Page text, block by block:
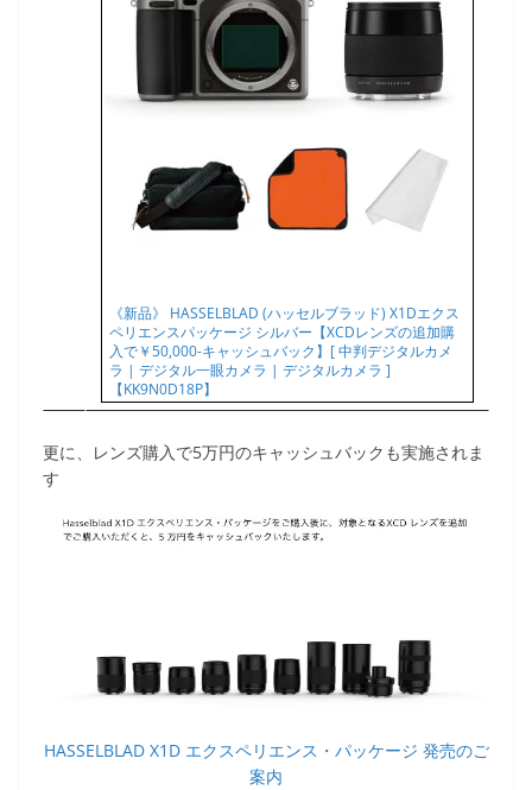
《新品》 HASSELBLAD (ハッセルブラッド) X1Dエクス
ペリエンスパッケージ シルバー【XCDレンズの追加購
入で￥50,000-キャッシュバック】[ 中判デジタルカメ
ラ | デジタル一眼カメラ | デジタルカメラ ]
【KK9N0D18P】
更に、レンズ購入で5万円のキャッシュバックも実施されま
す
HASSELBLAD X1D エクスペリエンス・パッケージ 発売のご
案内